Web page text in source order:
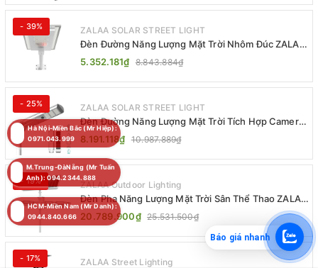
- 39% ZALAA SOLAR STREET LIGHT
Đèn Đường Năng Lượng Mặt Trời Nhôm Đúc ZALAA
ZL-BWH Cao Cấp IP65
5.352.181₫ 8.843.884₫
- 25% ZALAA SOLAR STREET LIGHT
Đèn Đường Năng Lượng Mặt Trời Tích Hợp Camera
ZALAA ZL-BJ04-CCTV (80W, IP65)
8.191.118₫ 10.987.889₫
- 19% ZALAA Outdoor Lighting
Đèn Pha Năng Lượng Mặt Trời Sân Thể Thao ZALAA
Jsc Chống Nước IP65 Cao Cấp
20.789.900₫ 25.531.500₫
- 17% ZALAA Street Lighting
HCM-Miền Nam (Mr Danh):
0944.840.666
Hà Nội-Miền Bắc (Mr Hiệp):
0971.043.999
M.Trung-ĐàNẵng (Mr Tuấn
Anh): 094.2344.888
Báo giá nhanh